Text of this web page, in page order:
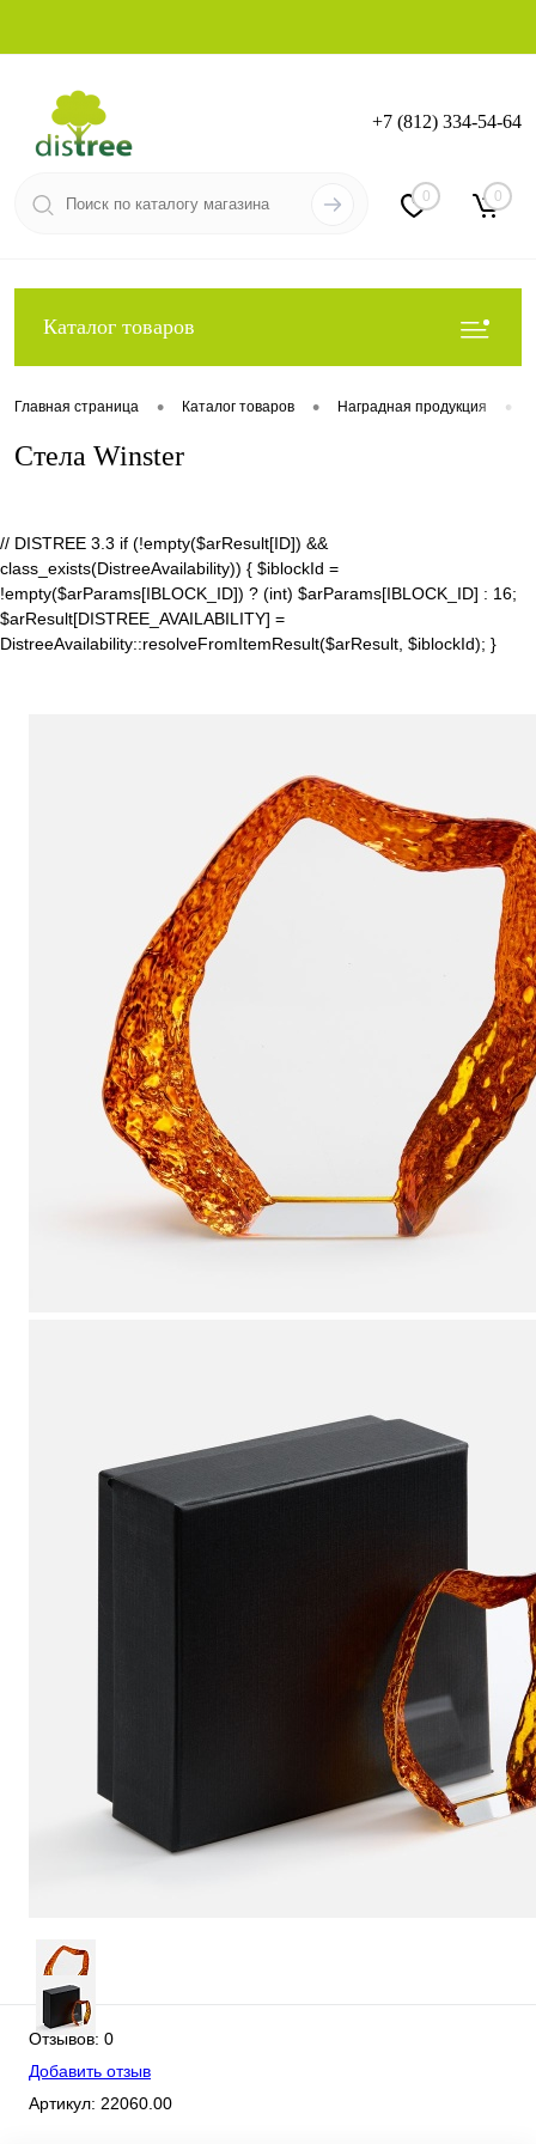
Вход Регистрация
+7 (812) 334-54-64
0 0
Каталог товаров
Главная страница • Каталог товаров • Наградная продукция •
Стела Winster
// DISTREE 3.3 if (!empty($arResult[ID]) &&
class_exists(DistreeAvailability)) { $iblockId =
!empty($arParams[IBLOCK_ID]) ? (int) $arParams[IBLOCK_ID] : 16;
$arResult[DISTREE_AVAILABILITY] =
DistreeAvailability::resolveFromItemResult($arResult, $iblockId); }
Отзывов: 0
Добавить отзыв
Артикул: 22060.00